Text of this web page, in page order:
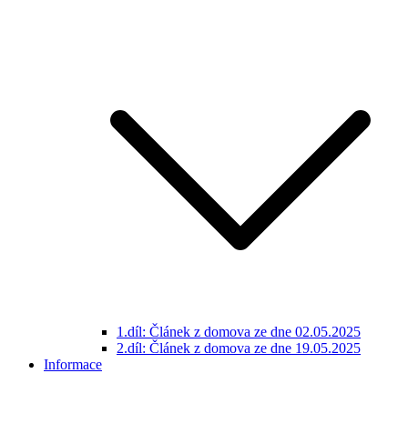
1.díl: Článek z domova ze dne 02.05.2025
2.díl: Článek z domova ze dne 19.05.2025
Informace